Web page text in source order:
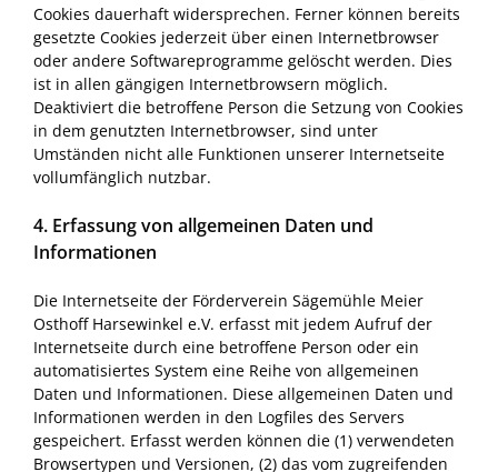
Cookies dauerhaft widersprechen. Ferner können bereits
gesetzte Cookies jederzeit über einen Internetbrowser
oder andere Softwareprogramme gelöscht werden. Dies
ist in allen gängigen Internetbrowsern möglich.
Deaktiviert die betroffene Person die Setzung von Cookies
in dem genutzten Internetbrowser, sind unter
Umständen nicht alle Funktionen unserer Internetseite
vollumfänglich nutzbar.
4. Erfassung von allgemeinen Daten und
Informationen
Die Internetseite der Förderverein Sägemühle Meier
Osthoff Harsewinkel e.V. erfasst mit jedem Aufruf der
Internetseite durch eine betroffene Person oder ein
automatisiertes System eine Reihe von allgemeinen
Daten und Informationen. Diese allgemeinen Daten und
Informationen werden in den Logfiles des Servers
gespeichert. Erfasst werden können die (1) verwendeten
Browsertypen und Versionen, (2) das vom zugreifenden